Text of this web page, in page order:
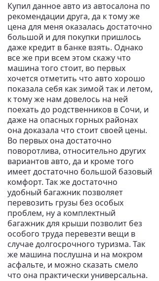
Купил данное авто из автосалона по
рекомендации друга, да к тому же
цена для меня оказалась достаточно
большой и для покупки пришлось
даже кредит в банке взять. Однако
все же при всем этом скажу что
машина того стоит, во первых
хочется отметить что авто хорошо
показала себя как зимой так и летом,
к тому же нам довелось на ней
поехать до родственников в Сочи, и
даже на опасных горных районах
она доказала что стоит своей цены.
Во первых она достаточно
поворотлива, относительно других
вариантов авто, да и кроме того
имеет достаточно большой базовый
комфорт. Так же достаточно
удобный багажник позволяет
перевозить грузы без особых
проблем, ну а комплектный
багажник для крыши позволит без
особого труда перевезти вещи в
случае долгосрочного туризма. Так
же машина послушна и на мокром
асфальте, и можно сказать смело
что она практически универсальна.